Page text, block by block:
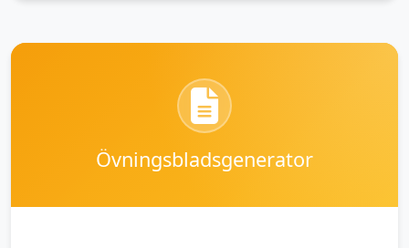
Övningsbladsgenerator